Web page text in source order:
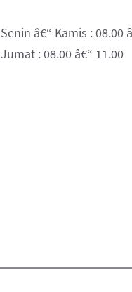
Senin â€“ Kamis : 08.00
Jumat : 08.00 â€“ 11.00